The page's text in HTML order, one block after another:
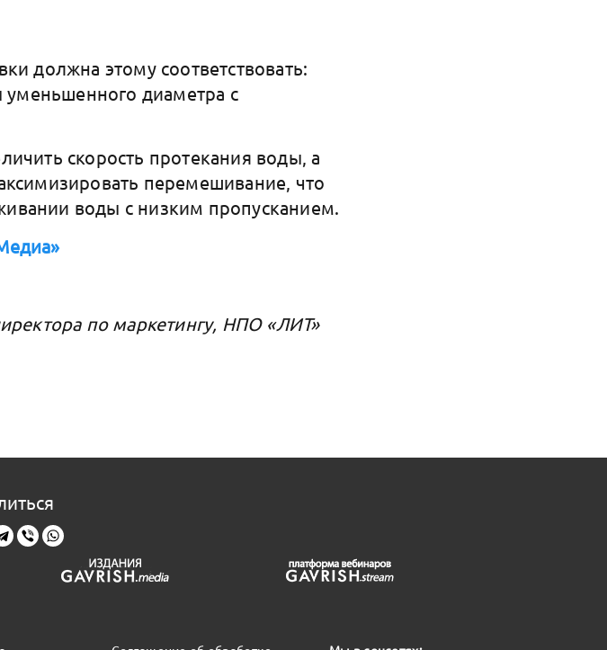
должна этому соответствовать:
диаметра с
скорость протекания воды, а
перемешивание, что
воды с низким пропусканием.
по маркетингу, НПО «ЛИТ»